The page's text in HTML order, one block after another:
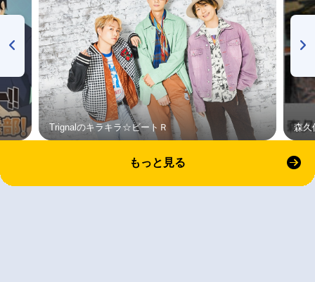
Trignalのキラキラ☆ビートＲ 森久
もっと見る